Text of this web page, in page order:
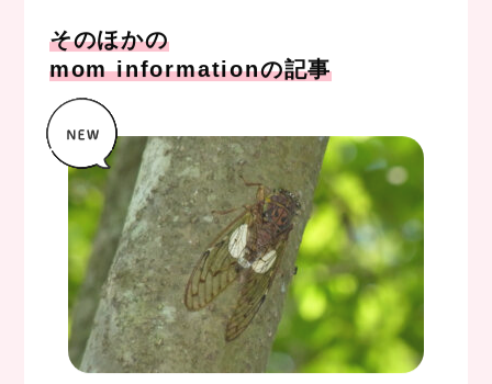
そのほかの
mom informationの記事